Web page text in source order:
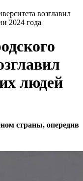
возглавил
2024 года
людей
страны, опередив